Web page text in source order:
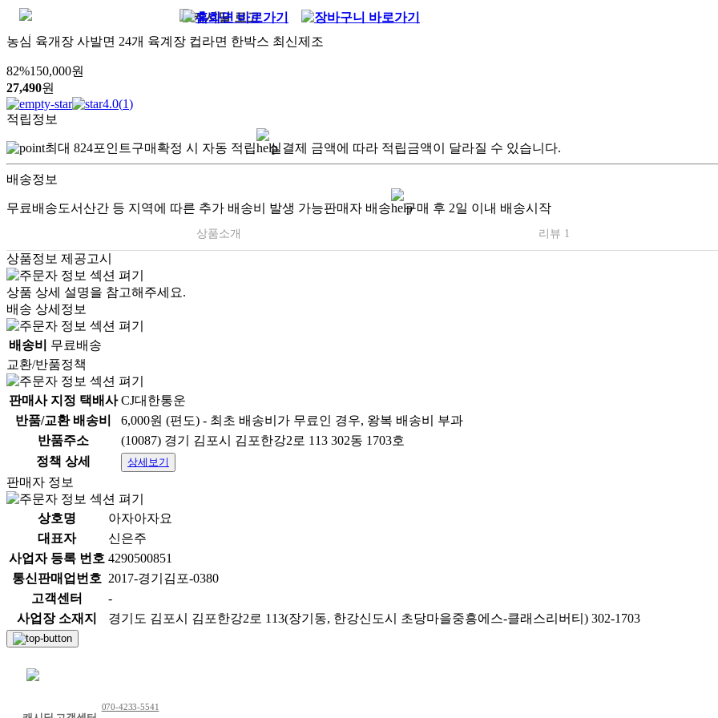
농심 육개장 사발면 24개 육계장 컵라면 한박스 최신제조
82%150,000원
27,490원
4.0(1)
적립정보
최대 824포인트구매확정 시 자동 적립 실결제 금액에 따라 적립금액이 달라질 수 있습니다.
배송정보
무료배송도서산간 등 지역에 따른 추가 배송비 발생 가능판매자 배송 구매 후 2일 이내 배송시작
상품소개 리뷰 1
상품정보 제공고시
상품 상세 설명을 참고해주세요.
배송 상세정보
배송비
무료배송
교환/반품정책
판매사 지정 택배사 CJ대한통운
반품/교환 배송비
6,000원 (편도) - 최초 배송비가 무료인 경우, 왕복 배송비 부과
반품주소
(10087) 경기 김포시 김포한강2로 113 302동 1703호
정책 상세
상세보기
판매자 정보
상호명
아자아자요
대표자
신은주
사업자 등록 번호 4290500851
통신판매업번호 2017-경기김포-0380
고객센터
-
사업장 소재지
경기도 김포시 김포한강2로 113(장기동, 한강신도시 초당마을중흥에스-클래스리버티) 302-1703
070-4233-5541